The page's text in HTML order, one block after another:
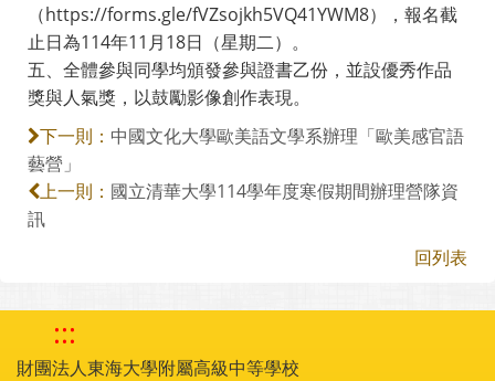
（https://forms.gle/fVZsojkh5VQ41YWM8），報名截
止日為114年11月18日（星期二）。
五、全體參與同學均頒發參與證書乙份，並設優秀作品
獎與人氣獎，以鼓勵影像創作表現。
下一則： 中國文化大學歐美語文學系辦理「歐美感官語
藝營」
上一則： 國立清華大學114學年度寒假期間辦理營隊資
訊
回列表
:::
財團法人東海大學附屬高級中等學校